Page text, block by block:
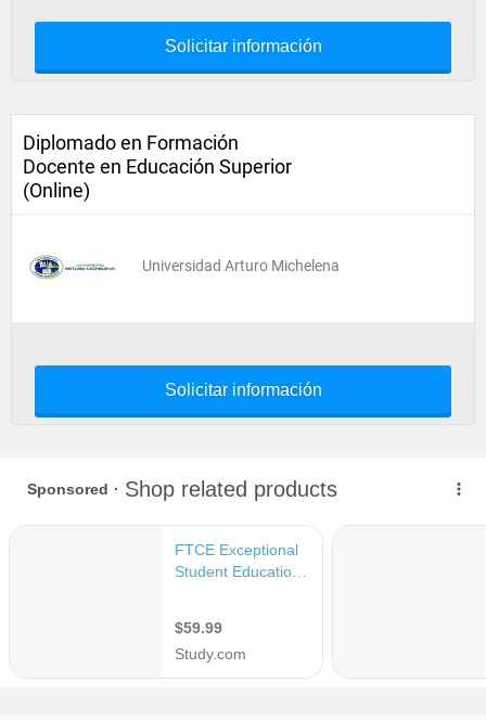
Solicitar información
Diplomado en Formación
Docente en Educación Superior
(Online)
Universidad Arturo Michelena
Solicitar información